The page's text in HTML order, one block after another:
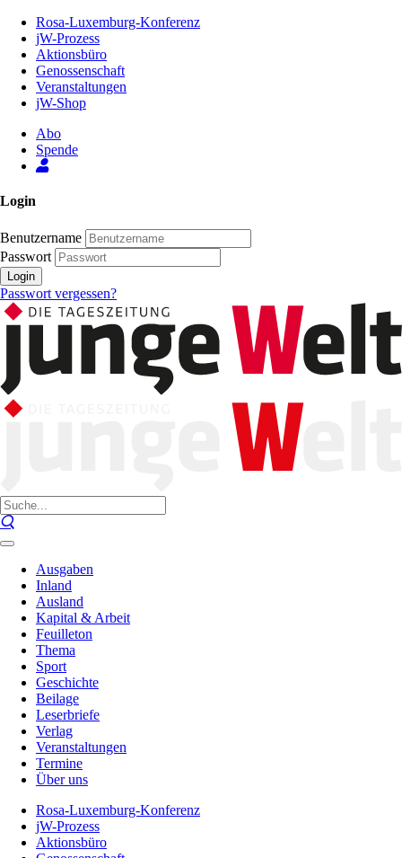
Inhalt
Seite
Rosa-Luxemburg-Konferenz
jW-Prozess
Aktionsbüro
Genossenschaft
Veranstaltungen
jW-Shop
Abo
Spende
Login
Benutzername
Passwort
Login
Passwort vergessen?
Ausgaben
Inland
Ausland
Kapital & Arbeit
Feuilleton
Thema
Sport
Geschichte
Beilage
Leserbriefe
Verlag
Veranstaltungen
Termine
Über uns
Rosa-Luxemburg-Konferenz
jW-Prozess
Aktionsbüro